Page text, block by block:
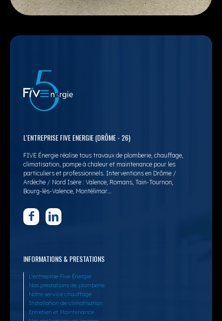
L'ENTREPRISE FIVE ENERGIE (DRÔME - 26)
FIVE Énergie réalise tous travaux de plomberie, chauffage,
climatisation, pompe à chaleur et maintenance pour les
particuliers et professionnels. Interventions en Drôme /
Ardèche / Nord Isère : Valence, Romans, Tain-Tournon,
Bourg-lès-Valence, Montélimar…
INFORMATIONS & PRESTATIONS
L’entreprise Five Énergie
Nos prestations de plomberie
Notre service chauffage
Installation de climatisation
Entretien et Maintenance